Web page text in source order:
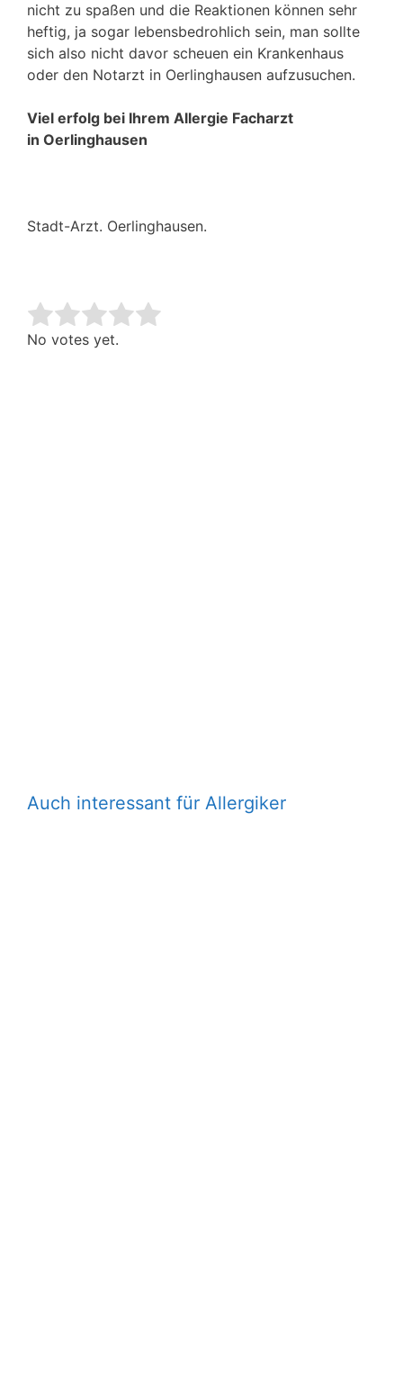
nicht zu spaßen und die Reaktionen können sehr
heftig, ja sogar lebensbedrohlich sein, man sollte
sich also nicht davor scheuen ein Krankenhaus
oder den Notarzt in Oerlinghausen aufzusuchen.
Viel erfolg bei Ihrem Allergie Facharzt
in Oerlinghausen
Stadt-Arzt. Oerlinghausen.
Rate this item:
No votes yet.
Auch interessant für Allergiker